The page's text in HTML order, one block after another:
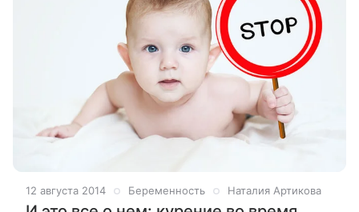
12 августа 2014 Беременность Наталия Артикова